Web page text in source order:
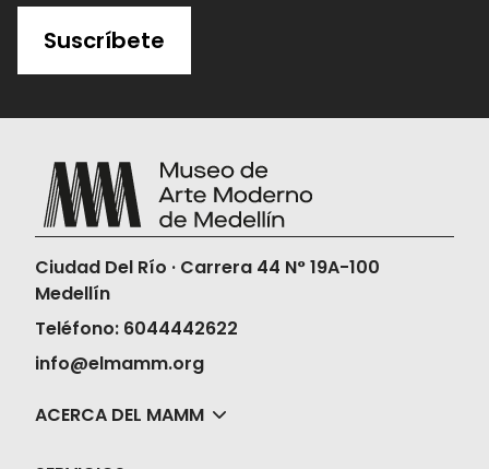
Suscríbete
Ciudad Del Río · Carrera 44 N° 19A-100
Medellín
Teléfono: 6044442622
info@elmamm.org
ACERCA DEL MAMM